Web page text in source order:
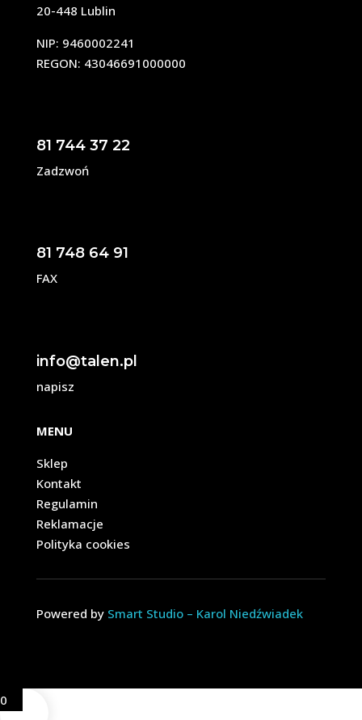
20-448 Lublin
NIP: 9460002241
REGON: 43046691000000
81 744 37 22
Zadzwoń
81 748 64 91
FAX
info@talen.pl
napisz
MENU
Sklep
Kontakt
Regulamin
Reklamacje
Polityka cookies
Powered by Smart Studio – Karol Niedźwiadek
0